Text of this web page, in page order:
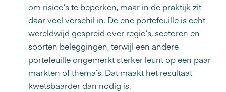
om risico’s te beperken, maar in de praktijk zit
daar veel verschil in. De ene portefeuille is echt
wereldwijd gespreid over regio’s, sectoren en
soorten beleggingen, terwijl een andere
portefeuille ongemerkt sterker leunt op een paar
markten of thema’s. Dat maakt het resultaat
kwetsbaarder dan nodig is.